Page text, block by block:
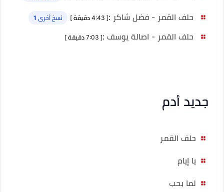
حلف القمر - فضل شاكر :[ 4:43 دقيقة ] نسخ أخرى 1
حلف القمر - اصالة يوسف :[ 7:03 دقيقة ]
جديد أدم
حلف القمر
يا إيام
لما بحب